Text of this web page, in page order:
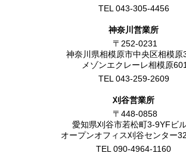
TEL 043-305-4456
神奈川営業所
〒252-0231
神奈川県相模原市中央区相模原
メゾンエクレーレ相模原601
TEL 043-259-2609
刈谷営業所
〒448-0858
愛知県刈谷市若松町3-9YFビ
オープンオフィス刈谷センター
TEL 090-4964-1160